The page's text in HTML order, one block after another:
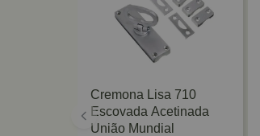
Cremona Lisa 710
Escovada Acetinada
União Mundial